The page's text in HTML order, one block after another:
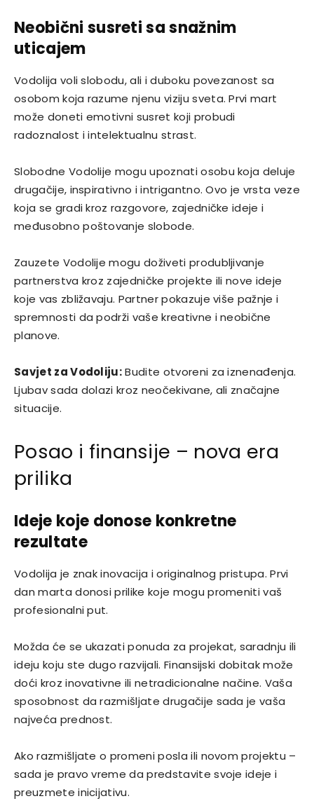
Neobični susreti sa snažnim
uticajem
Vodolija voli slobodu, ali i duboku povezanost sa
osobom koja razume njenu viziju sveta. Prvi mart
može doneti emotivni susret koji probudi
radoznalost i intelektualnu strast.
Slobodne Vodolije mogu upoznati osobu koja deluje
drugačije, inspirativno i intrigantno. Ovo je vrsta veze
koja se gradi kroz razgovore, zajedničke ideje i
međusobno poštovanje slobode.
Zauzete Vodolije mogu doživeti produbljivanje
partnerstva kroz zajedničke projekte ili nove ideje
koje vas zbližavaju. Partner pokazuje više pažnje i
spremnosti da podrži vaše kreativne i neobične
planove.
Savjet za Vodoliju:Budite otvoreni za iznenađenja.
Ljubav sada dolazi kroz neočekivane, ali značajne
situacije.
Posao i finansije – nova era
prilika
Ideje koje donose konkretne
rezultate
Vodolija je znak inovacija i originalnog pristupa. Prvi
dan marta donosi prilike koje mogu promeniti vaš
profesionalni put.
Možda će se ukazati ponuda za projekat, saradnju ili
ideju koju ste dugo razvijali. Finansijski dobitak može
doći kroz inovativne ili netradicionalne načine. Vaša
sposobnost da razmišljate drugačije sada je vaša
najveća prednost.
Ako razmišljate o promeni posla ili novom projektu –
sada je pravo vreme da predstavite svoje ideje i
preuzmete inicijativu.